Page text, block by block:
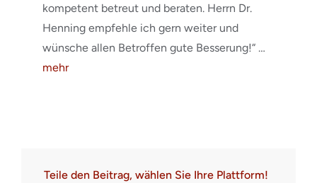
kompetent betreut und beraten. Herrn Dr.
Henning empfehle ich gern weiter und
wünsche allen Betroffen gute Besserung!“ …
mehr
Teile den Beitrag, wählen Sie Ihre Plattform!